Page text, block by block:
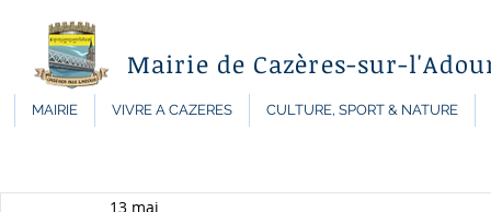
Mairie de Cazères-sur-
MAIRIE VIVRE A CAZERES CULTURE, SPORT & NATURE
13 mai